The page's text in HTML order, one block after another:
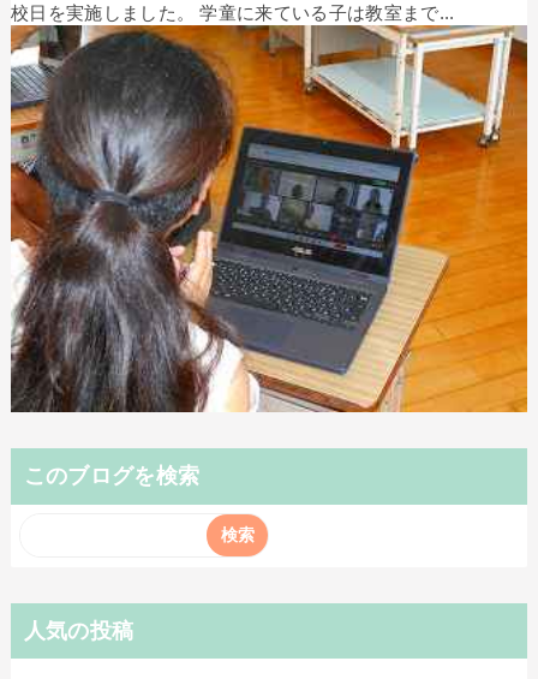
校日を実施しました。 学童に来ている子は教室まで...
このブログを検索
人気の投稿